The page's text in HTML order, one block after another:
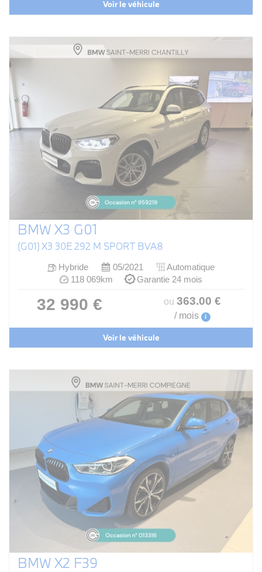
Voir le véhicule
BMW X3 G01
(G01) X3 30E 292 M SPORT BVA8
Hybride 05/2021
Automatique
118 069km
Garantie 24 mois
32 990 € ou 363.00 €
/ mois i
Voir le véhicule
BMW X2 F39